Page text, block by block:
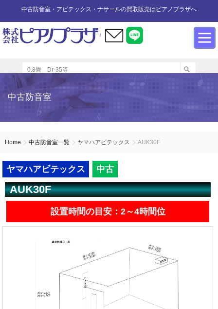
中古防音室・アビテックス・ナサールの買取販売はピアノプラザへ
/
カワイ防音ルーム
ユニットタイプ
ペット用防音室
防音室中古
展示品リスト
アビテックス2畳～3畳未満
アビテックス3畳～
カワイナサール
その他防音室
かんたん在庫検索
防音室買取
防音室WEB買取
防音室設置のアドバイス
防音室内へのピアノの設置
設置スペースの採寸方法
エアコンの設置方法
遮音性能の違いを体験
インフォメーション
商品の購入について
ご利用規約
店舗までの案内地図
お問い合わせ
中古防音室
Home 中古防音室一覧 ヤマハアビテックス AUK30F
ヤマハアビテックス 中古
AUK30F
設置時間の目安：2～4時間位